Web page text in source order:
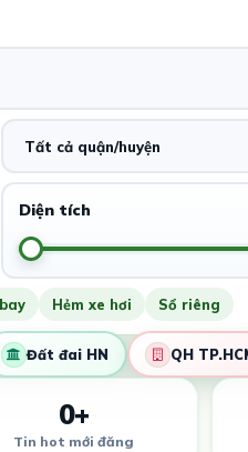
Tất cả quận/huyện
Diện tích
Hẻm xe hơi Sổ riêng
Đất đai HN QH
0+
Tin hot mới đăng